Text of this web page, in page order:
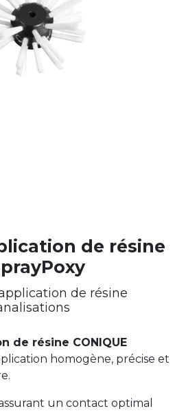
de résine
de résine
de résine CONIQUE
homogène, précise et
un contact optimal